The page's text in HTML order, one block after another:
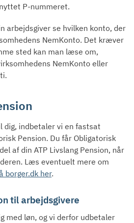
P-nummeret.
arbejdsgiver se hvilken konto, der
NemKonto. Det kræver
sted kan man læse om,
NemKonto eller
dig, indbetaler vi en fastsat
Pension. Du får Obligatorisk
af din ATP Livslang Pension, når
Læs eventuelt mere om
borger.dk her.
til arbejdsgivere
med løn, og vi derfor udbetaler